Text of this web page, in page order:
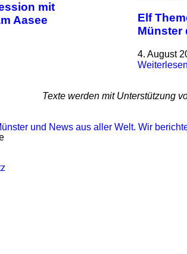
mit
Aasee
Elf
Münster
4. August
Texte werden mit Unterstützung